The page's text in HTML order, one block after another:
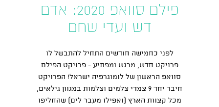
פילם סוואפ 2020: אדם
דש ועדי שחם
לפני כחמישה חודשים התחיל להתבשל לו
פרויקט חדש, מרגש ומפתיע - פרויקט הפילם
סוואפ הראשון של לומוגרפיה ישראל! הפרויקט
חיבר יחד 9 צמדי צלמים וצלמות במגוון גילאים,
מכל קצוות הארץ (ואפילו מעבר לים) שהחליפו